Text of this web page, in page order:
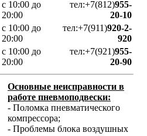
с 10:00 до
20:00
тел:+7(812)955-
20-10
с 10:00 до
20:00
тел:+7(911)920-2-
920
с 10:00 до
20:00
тел:+7(921)955-
20-90
Основные неисправности в
работе пневмоподвески:
- Поломка пневматического
компрессора;
- Проблемы блока воздушных